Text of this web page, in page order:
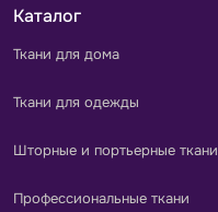
Каталог
Ткани для дома
Ткани для одежды
Шторные и портьерные ткани
Профессиональные ткани